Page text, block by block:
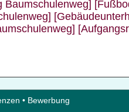
Baumschulenweg]
• Bewerbung